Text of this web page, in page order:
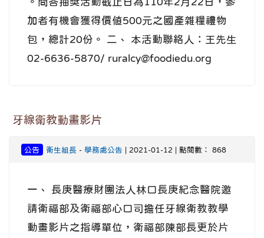
加者有機會獲得價值500元之國產雜糧禮物
包，總計20份。 二、 本活動聯絡人：王先生
02-6636-5870/ ruralcy@foodiedu.org
牙線衛教動畫影片
公告 衛生組長 - 學務處公告 | 2021-01-12 | 點閱數： 868
一、 長庚醫療財團法人林口長庚紀念醫院邀
請衛福部及衛福部心口司擔任牙線衛教教學
動畫影片之指導單位，衛福部陳部長更於片